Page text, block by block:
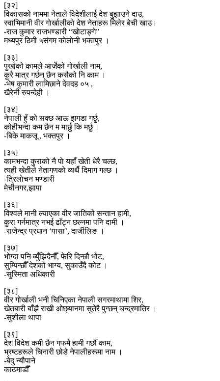
[३२]
विकासको नाममा नेताले विदेशीलाई देश बुझाउने दाउ,
स्वाभिमानी वीर गाेर्खालीकाे देश नेताहरू मिलेर बेची खाउ।
-राज कुमार राजभण्डारी “खाेटाङ्गे”
मध्यपुर ठिमी ५संगम काेलाेनी भक्तपुर ।
[३३]
पुर्खाको कामले आर्जेको गोर्खाली नाम,
कुरै मात्र गर्छन् छैन कसैको नि काम ।
-भेष कुमारी लामिछाने देवदह ०५ ,
खैरेनी रुपन्देही ।
[३४]
नेपाली हुँ को सक्छ आऊ झगडा गर्छु,
कोहीभन्दा कम छैन म मार्छु कि मर्छु ।
-बिके माकजू , भक्तपुर ।
[३५]
कामभन्दा कुराको नै पाे यहाँ खेती धेरै चल्छ,
त्यही खेतीले नेतागणकाे व्यर्थै दिमाग गल्छ ।
-त्रिलाेचन भण्डारी
मेचीनगर,झापा
[३६]
विश्वले मानी ल्याएका वीर जातिको सन्तान हामी,
कुरा गर्नमात्र नभई ढाँट्न छल्नमा पनि दामी ।
-राजेन्द्र प्रधान ‘पासा’, दार्जीलिङ ।
[३७]
भोग्दा पनि ब्युँझिदैनौँ, फेरि दिन्छौ भोट,
सुम्पिन्छौँ देशको भाग्य, सुकाउँदै कोट ।
-सुस्मिता अधिकारी
[३८]
वीर गोर्खाली भनी चिनिएका नेपाली सगरमाथामा शिर,
खेतबारी बाँझै राखी ओछ्यानमा सुतेरै पुग्छन् चन्द्रमातिर ।
-सुशीला थापा
[३९]
देश विदेश कमी छैन गफमै हामी गर्छौँ काम,
भ्रष्टहरूले चिनारी छोडे नेपालीहरूमा नाम ।
-बेदु न्यौपाने
काठमाडौँ